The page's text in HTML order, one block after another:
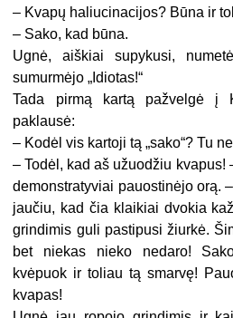
– Kvapų haliucinacijos? Būna ir
– Sako, kad būna.
Ugnė, aiškiai supykusi,
sumurmėjo „Idiotas!“
Tada pirmą kartą pažvelgė į
paklausė:
– Kodėl vis kartoji tą „sako“? Tu
– Todėl, kad aš užuodžiu kvapus!
demonstratyviai pauostinėjo orą.
jaučiu, kad čia klaikiai dvokia
grindimis guli pastipusi žiurkė.
bet niekas nieko nedaro!
kvėpuok ir toliau tą smarvę!
kvapas!